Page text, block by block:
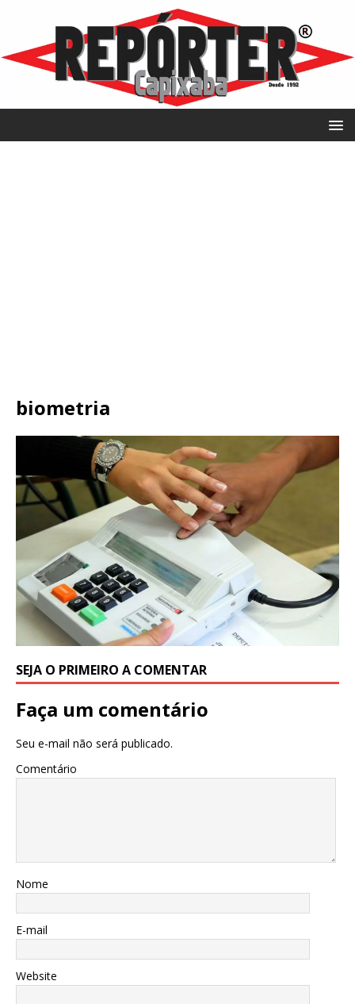
biometria
SEJA O PRIMEIRO A COMENTAR
Faça um comentário
Seu e-mail não será publicado.
Comentário
Nome
E-mail
Website